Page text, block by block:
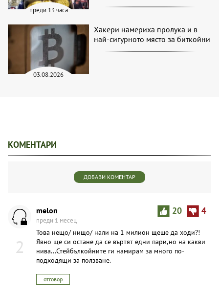
преди 13 часа
03.08.2026
Хакери намериха пролука и в
най-сигурното място за биткойни
КОМЕНТАРИ
ДОБАВИ КОМЕНТАР
2
20 4
melon
преди 1 месец
Това нещо/ нищо/ нали на 1 милион щеше да ходи?!
Явно ще си остане да се въртят едни пари,но на какви
нива...Стейбълкойните ги намирам за много по-
подходящи за ползване.
отговор